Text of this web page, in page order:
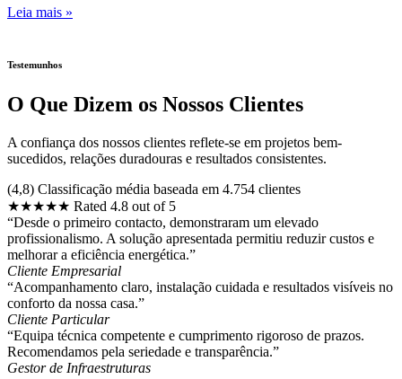
Leia mais »
Testemunhos
O Que Dizem os Nossos Clientes
A confiança dos nossos clientes reflete-se em projetos bem-
sucedidos, relações duradouras e resultados consistentes.
(4,8) Classificação média baseada em 4.754 clientes
★★★★★ Rated 4.8 out of 5
“Desde o primeiro contacto, demonstraram um elevado
profissionalismo. A solução apresentada permitiu reduzir custos e
melhorar a eficiência energética.”
Cliente Empresarial
“Acompanhamento claro, instalação cuidada e resultados visíveis no
conforto da nossa casa.”
Cliente Particular
“Equipa técnica competente e cumprimento rigoroso de prazos.
Recomendamos pela seriedade e transparência.”
Gestor de Infraestruturas